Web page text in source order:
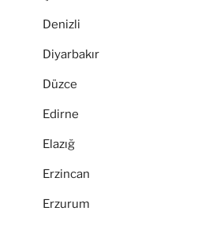
Denizli
Diyarbakır
Düzce
Edirne
Elazığ
Erzincan
Erzurum